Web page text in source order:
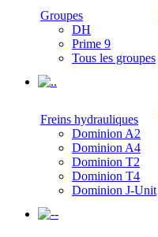
Groupes
DH
Prime 9
Tous les groupes
.
Freins hydrauliques
Dominion A2
Dominion A4
Dominion T2
Dominion T4
Dominion J-Unit
-